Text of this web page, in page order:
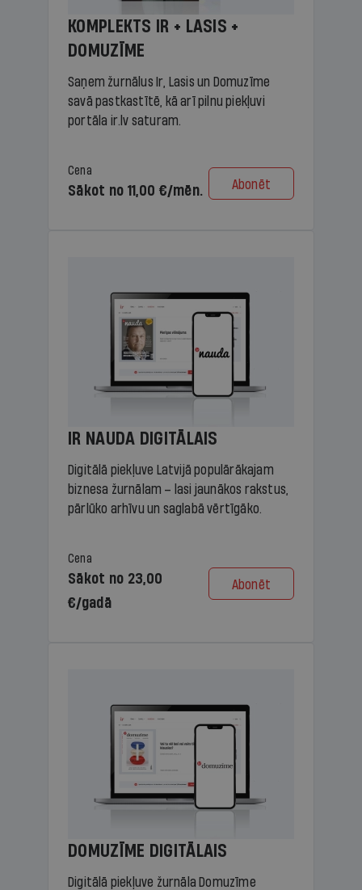
KOMPLEKTS IR + LASIS +
DOMUZĪME
Saņem žurnālus Ir, Lasis un Domuzīme
savā pastkastītē, kā arī pilnu piekļuvi
portāla ir.lv saturam.
Cena
Sākot no 11,00 €/mēn. Abonēt
IR NAUDA DIGITĀLAIS
Digitālā piekļuve Latvijā populārākajam
biznesa žurnālam – lasi jaunākos rakstus,
pārlūko arhīvu un saglabā vērtīgāko.
Cena
Sākot no 23,00
€/gadā
Abonēt
DOMUZĪME DIGITĀLAIS
Digitālā piekļuve žurnāla Domuzīme